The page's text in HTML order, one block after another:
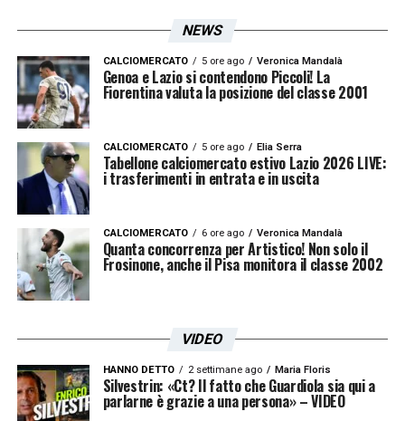
NEWS
CALCIOMERCATO 5 ore ago Veronica Mandalà
Genoa e Lazio si contendono Piccoli! La
Fiorentina valuta la posizione del classe 2001
CALCIOMERCATO 5 ore ago Elia Serra
Tabellone calciomercato estivo Lazio 2026 LIVE:
i trasferimenti in entrata e in uscita
CALCIOMERCATO 6 ore ago Veronica Mandalà
Quanta concorrenza per Artistico! Non solo il
Frosinone, anche il Pisa monitora il classe 2002
VIDEO
HANNO DETTO 2 settimane ago Maria Floris
Silvestrin: «Ct? Il fatto che Guardiola sia qui a
parlarne è grazie a una persona» – VIDEO